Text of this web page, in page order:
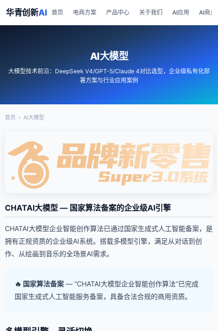
华青创新AI 首页 电商方案 产品中心 关于我们 AI应用 AI商业
AI大模型
大模型技术前沿：DeepSeek V4/GPT-5/Claude 4对比选型，企业级私有化部
署方案与行业应用案例
首页 › AI大模型
CHATAI大模型 — 国家算法备案的企业级AI引擎
CHATAI大模型企业智能创作算法已通过国家生成式人工智能备案，是
拥有正规资质的企业级AI系统。搭载多模型引擎，满足从对话到创
作、从绘画到音乐的全场景AI需求。
🔥 国家算法备案 — “CHATAI大模型企业智能创作算法”已完成
国家生成式人工智能服务备案，具备合法合规的商用资质。